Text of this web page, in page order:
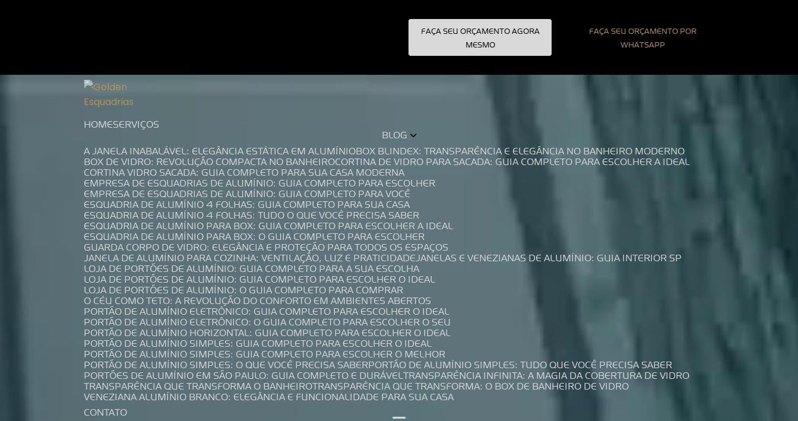
FAÇA SEU ORÇAMENTO AGORA
MESMO
FAÇA SEU ORÇAMENTO POR
WHATSAPP
HOME SERVIÇOS
BLOG
A JANELA INABALÁVEL: ELEGÂNCIA ESTÁTICA EM ALUMÍNIO BOX BLINDEX: TRANSPARÊNCIA E ELEGÂNCIA NO BANHEIRO MODERNO
BOX DE VIDRO: REVOLUÇÃO COMPACTA NO BANHEIRO CORTINA DE VIDRO PARA SACADA: GUIA COMPLETO PARA ESCOLHER A IDEAL
CORTINA VIDRO SACADA: GUIA COMPLETO PARA SUA CASA MODERNA
EMPRESA DE ESQUADRIAS DE ALUMÍNIO: GUIA COMPLETO PARA ESCOLHER
EMPRESA DE ESQUADRIAS DE ALUMÍNIO: GUIA COMPLETO PARA VOCÊ
ESQUADRIA DE ALUMÍNIO 4 FOLHAS: GUIA COMPLETO PARA SUA CASA
ESQUADRIA DE ALUMÍNIO 4 FOLHAS: TUDO O QUE VOCÊ PRECISA SABER
ESQUADRIA DE ALUMÍNIO PARA BOX: GUIA COMPLETO PARA ESCOLHER A IDEAL
ESQUADRIA DE ALUMÍNIO PARA BOX: O GUIA COMPLETO PARA ESCOLHER
GUARDA CORPO DE VIDRO: ELEGÂNCIA E PROTEÇÃO PARA TODOS OS ESPAÇOS
JANELA DE ALUMÍNIO PARA COZINHA: VENTILAÇÃO, LUZ E PRATICIDADE JANELAS E VENEZIANAS DE ALUMÍNIO: GUIA INTERIOR SP
LOJA DE PORTÕES DE ALUMÍNIO: GUIA COMPLETO PARA A SUA ESCOLHA
LOJA DE PORTÕES DE ALUMÍNIO: GUIA COMPLETO PARA ESCOLHER O IDEAL
LOJA DE PORTÕES DE ALUMÍNIO: O GUIA COMPLETO PARA COMPRAR
O CÉU COMO TETO: A REVOLUÇÃO DO CONFORTO EM AMBIENTES ABERTOS
PORTÃO DE ALUMÍNIO ELETRÔNICO: GUIA COMPLETO PARA ESCOLHER O IDEAL
PORTÃO DE ALUMÍNIO ELETRÔNICO: O GUIA COMPLETO PARA ESCOLHER O SEU
PORTÃO DE ALUMÍNIO HORIZONTAL: GUIA COMPLETO PARA ESCOLHER O IDEAL
PORTÃO DE ALUMÍNIO SIMPLES: GUIA COMPLETO PARA ESCOLHER O IDEAL
PORTÃO DE ALUMÍNIO SIMPLES: GUIA COMPLETO PARA ESCOLHER O MELHOR
PORTÃO DE ALUMÍNIO SIMPLES: O QUE VOCÊ PRECISA SABER PORTÃO DE ALUMÍNIO SIMPLES: TUDO QUE VOCÊ PRECISA SABER
PORTÕES DE ALUMÍNIO EM SÃO PAULO: GUIA COMPLETO E DURÁVEL TRANSPARÊNCIA INFINITA: A MAGIA DA COBERTURA DE VIDRO
TRANSPARÊNCIA QUE TRANSFORMA O BANHEIRO TRANSPARÊNCIA QUE TRANSFORMA: O BOX DE BANHEIRO DE VIDRO
VENEZIANA ALUMÍNIO BRANCO: ELEGÂNCIA E FUNCIONALIDADE PARA SUA CASA
CONTATO